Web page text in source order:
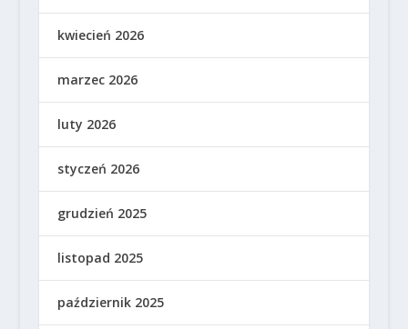
kwiecień 2026
marzec 2026
luty 2026
styczeń 2026
grudzień 2025
listopad 2025
październik 2025